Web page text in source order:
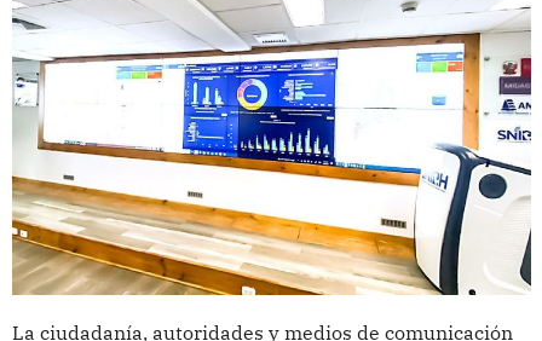
La ciudadanía, autoridades y medios de comunicación